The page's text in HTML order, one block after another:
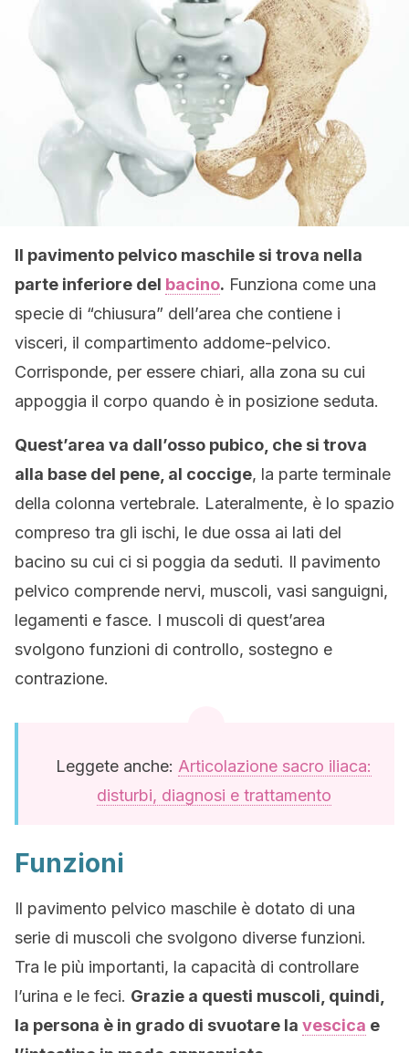
Il pavimento pelvico maschile si trova nella
parte inferiore del bacino. Funziona come una
specie di “chiusura” dell’area che contiene i
visceri, il compartimento addome-pelvico.
Corrisponde, per essere chiari, alla zona su cui
appoggia il corpo quando è in posizione seduta.
Quest’area va dall’osso pubico, che si trova
alla base del pene, al coccige, la parte terminale
della colonna vertebrale. Lateralmente, è lo spazio
compreso tra gli ischi, le due ossa ai lati del
bacino su cui ci si poggia da seduti. Il pavimento
pelvico comprende nervi, muscoli, vasi sanguigni,
legamenti e fasce. I muscoli di quest’area
svolgono funzioni di controllo, sostegno e
contrazione.
Leggete anche: Articolazione sacro iliaca:
disturbi, diagnosi e trattamento
Funzioni
Il pavimento pelvico maschile è dotato di una
serie di muscoli che svolgono diverse funzioni.
Tra le più importanti, la capacità di controllare
l’urina e le feci. Grazie a questi muscoli, quindi,
la persona è in grado di svuotare la vescica e